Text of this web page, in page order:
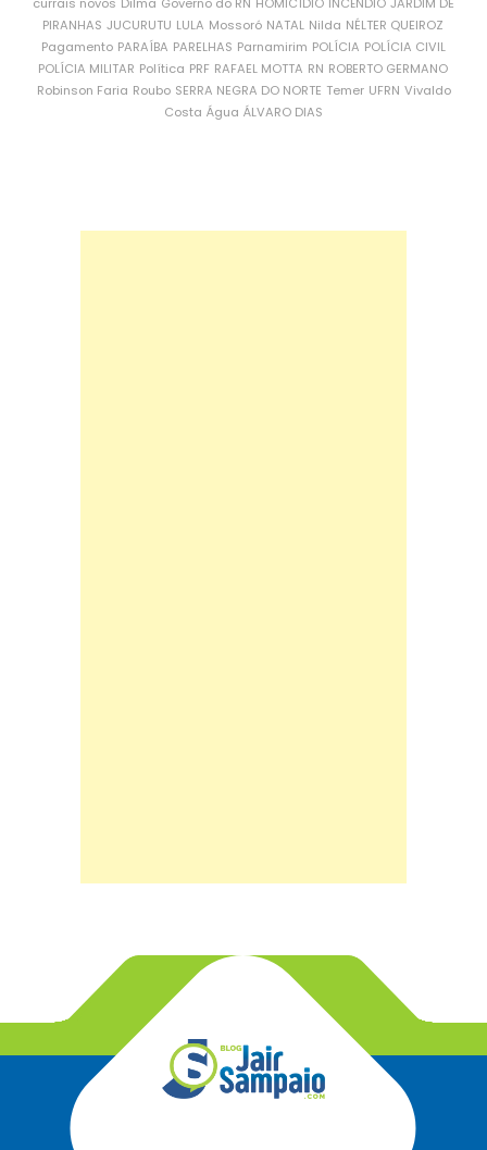
PIRANHAS JUCURUTU LULA Mossoró NATAL Nilda NÉLTER QUEIROZ
Pagamento PARAÍBA PARELHAS Parnamirim POLÍCIA POLÍCIA CIVIL
POLÍCIA MILITAR Política PRF RAFAEL MOTTA RN ROBERTO GERMANO
Robinson Faria Roubo SERRA NEGRA DO NORTE Temer UFRN Vivaldo
Costa Água ÁLVARO DIAS